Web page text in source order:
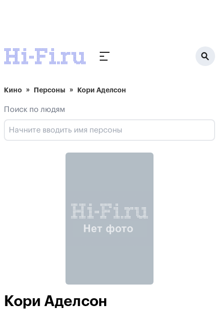
Кино Персоны Кори Аделсон
Поиск по людям
Кори Аделсон